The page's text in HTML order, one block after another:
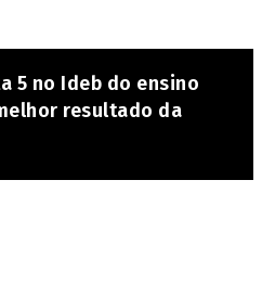
5 no Ideb do ensino
resultado da